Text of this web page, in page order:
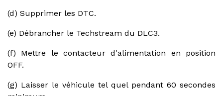
(d) Supprimer les DTC.
(e) Débrancher le Techstream du DLC3.
(f) Mettre le contacteur d'alimentation en position
OFF.
(g) Laisser le véhicule tel quel pendant 60 secondes